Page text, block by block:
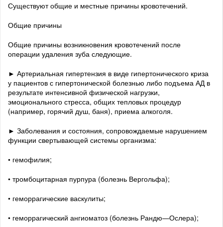
Существуют общие и местные причины кровотечений.
Общие причины
Общие причины возникновения кровотечений после
операции удаления зуба следующие.
► Артериальная гипертензия в виде гипертонического криза
у пациентов с гипертонической болезнью либо подъема АД в
результате интенсивной физической нагрузки,
эмоционального стресса, общих тепловых процедур
(например, горячий душ, баня), приема алкоголя.
► Заболевания и состояния, сопровождаемые нарушением
функции свертывающей системы организма:
• гемофилия;
• тромбоцитарная пурпура (болезнь Вергольфа);
• геморрагические васкулиты;
• геморрагический ангиоматоз (болезнь Рандю—Ослера);